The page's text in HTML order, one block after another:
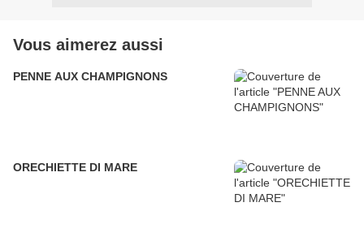
Vous aimerez aussi
PENNE AUX CHAMPIGNONS
ORECHIETTE DI MARE